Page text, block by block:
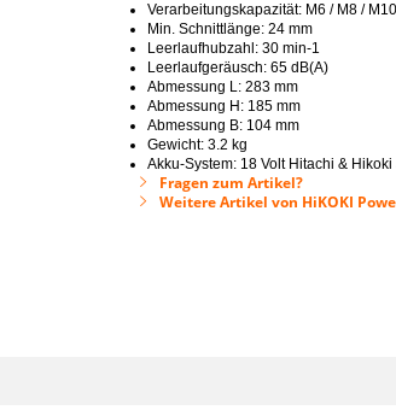
Verarbeitungskapazität: M6 / M8 / M10
Min. Schnittlänge: 24 mm
Leerlaufhubzahl: 30 min-1
Leerlaufgeräusch: 65 dB(A)
Abmessung L: 283 mm
Abmessung H: 185 mm
Abmessung B: 104 mm
Gewicht: 3.2 kg
Akku-System: 18 Volt Hitachi &
Fragen zum Artikel?
Weitere Artikel von HiKOKI